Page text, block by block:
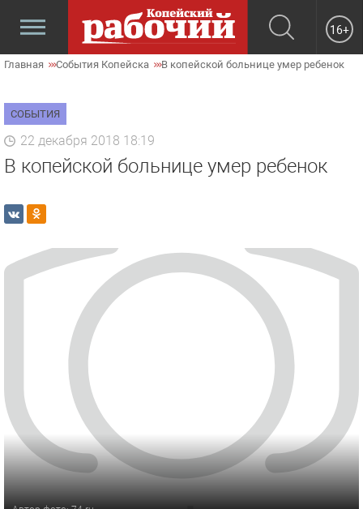
16+
Главная События Копейска В копейской больнице умер ребенок
СОБЫТИЯ
22 декабря 2018 18:19
В копейской больнице умер ребенок